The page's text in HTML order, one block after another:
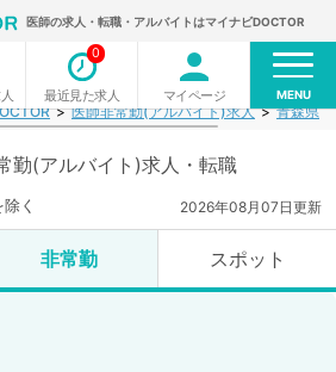
医師の求人・転職・アルバイトはマイナビDOCTOR
最近見た求人
0
マイページ MENU
医師非常勤(アルバイト)求人 青森県
勤(アルバイト)求人・転職
く 2026年08月07日更新
非常勤 スポット